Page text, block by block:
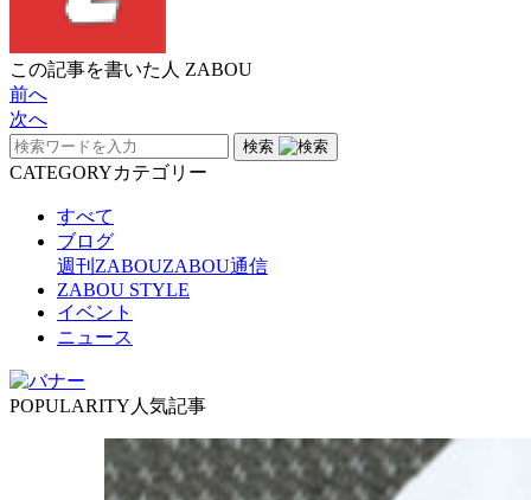
この記事を書いた人 ZABOU
前へ
次へ
検索
CATEGORYカテゴリー
すべて
ブログ
週刊ZABOUZABOU通信
ZABOU STYLE
イベント
ニュース
POPULARITY 人気記事